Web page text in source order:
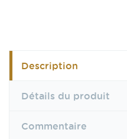
Description
Détails du produit
Commentaire